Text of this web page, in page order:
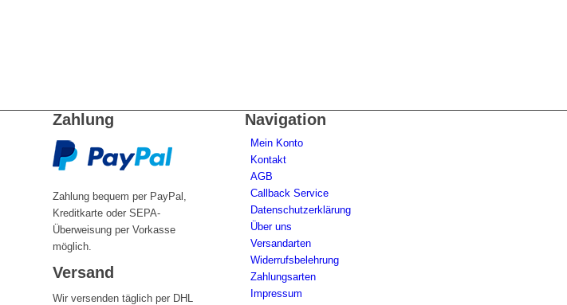
Zahlung
Zahlung bequem per PayPal,
Kreditkarte oder SEPA-
Überweisung per Vorkasse
möglich.
Versand
Wir versenden täglich per DHL
Navigation
Mein Konto
Kontakt
AGB
Callback Service
Datenschutzerklärung
Über uns
Versandarten
Widerrufsbelehrung
Zahlungsarten
Impressum